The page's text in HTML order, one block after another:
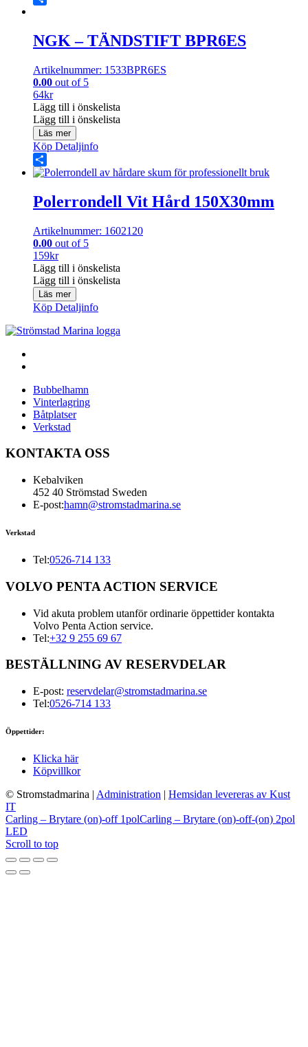
NGK – TÄNDSTIFT BPR6ES
Artikelnummer: 1533BPR6ES
0.00 out of 5
64kr
Lägg till i önskelista
Lägg till i önskelista
Läs mer
Köp Detaljinfo
Share
Polerrondell Vit Hård 150X30mm
Artikelnummer: 1602120
0.00 out of 5
159kr
Lägg till i önskelista
Lägg till i önskelista
Läs mer
Köp Detaljinfo
Bubbelhamn
Vinterlagring
Båtplatser
Verkstad
KONTAKTA OSS
Kebalviken
452 40 Strömstad Sweden
E-post:hamn@stromstadmarina.se
Verkstad
Tel:0526-714 133
VOLVO PENTA ACTION SERVICE
Vid akuta problem utanför ordinarie öppettider kontakta
Volvo Penta Action service.
Tel:+32 9 255 69 67
BESTÄLLNING AV RESERVDELAR
E-post: reservdelar@stromstadmarina.se
Tel:0526-714 133
Öppettider:
Klicka här
Köpvillkor
© Stromstadmarina | Administration | Hemsidan levereras av Kust
IT
Carling – Brytare (on)-off 1polCarling – Brytare (on)-off-(on) 2pol
LED
Scroll to top